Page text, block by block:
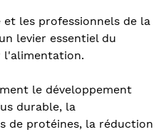
les professionnels de la
levier essentiel du
l'alimentation.
le développement
durable, la
de protéines, la réduction